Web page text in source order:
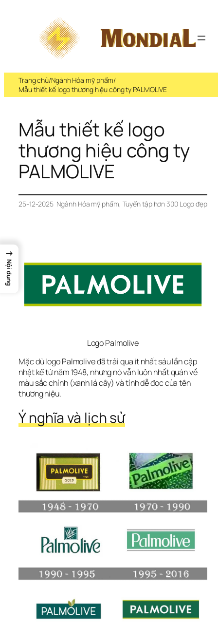
Trang chủ/Ngành Hóa mỹ phẩm/
Mẫu thiết kế logo thương hiệu công ty PALMOLIVE
Mẫu thiết kế logo
thương hiệu công ty
PALMOLIVE
25-12-2025 Ngành Hóa mỹ phẩm, Tuyển tập hơn 300 Logo đẹp
Logo Palmolive
Mặc dù logo Palmolive đã trải qua ít nhất sáu lần cập
nhật kể từ năm 1948, nhưng nó vẫn luôn nhất quán về
màu sắc chính (xanh lá cây) và tính dễ đọc của tên
thương hiệu.
Ý nghĩa và lịch sử
→
Nội dung